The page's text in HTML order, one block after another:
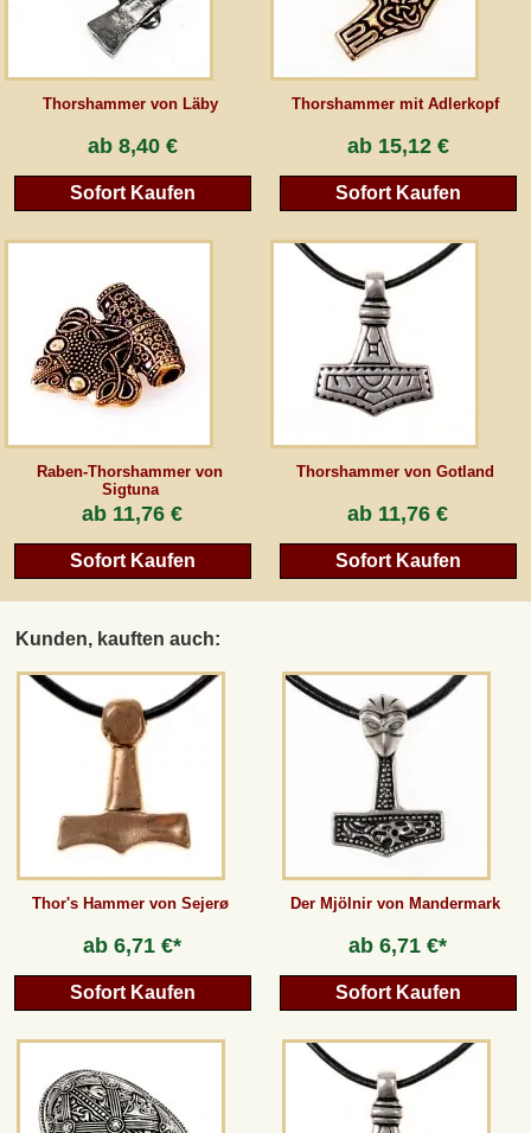
Thorshammer von Läby
ab 8,40 €
Sofort Kaufen
Thorshammer mit Adlerkopf
ab 15,12 €
Sofort Kaufen
Raben-Thorshammer von
Sigtuna
ab 11,76 €
Sofort Kaufen
Thorshammer von Gotland
ab 11,76 €
Sofort Kaufen
Kunden, kauften auch:
Thor's Hammer von Sejerø
ab6,71 €*
Sofort Kaufen
Der Mjölnir von Mandermark
ab6,71 €*
Sofort Kaufen